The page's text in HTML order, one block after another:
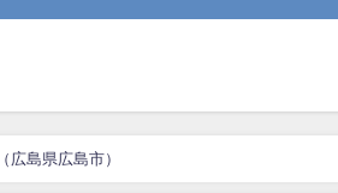
島県広島市）